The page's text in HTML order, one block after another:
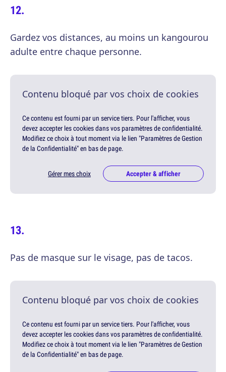
Gardez vos distances, au moins un kangourou
adulte entre chaque personne.
Contenu bloqué par vos choix de cookies
Ce contenu est fourni par un service tiers. Pour l'afficher, vous
devez accepter les cookies dans vos paramètres de confidentialité.
Modifiez ce choix à tout moment via le lien "Paramètres de Gestion
de la Confidentialité" en bas de page.
Gérer mes choix Accepter & afficher
Pas de masque sur le visage, pas de tacos.
Contenu bloqué par vos choix de cookies
Ce contenu est fourni par un service tiers. Pour l'afficher, vous
devez accepter les cookies dans vos paramètres de confidentialité.
Modifiez ce choix à tout moment via le lien "Paramètres de Gestion
de la Confidentialité" en bas de page.